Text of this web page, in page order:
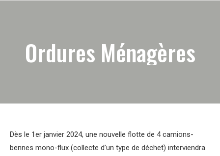
Ordures Ménagères
Dès le 1er janvier 2024, une nouvelle flotte de 4 camions-
bennes mono-flux (collecte d’un type de déchet) interviendra